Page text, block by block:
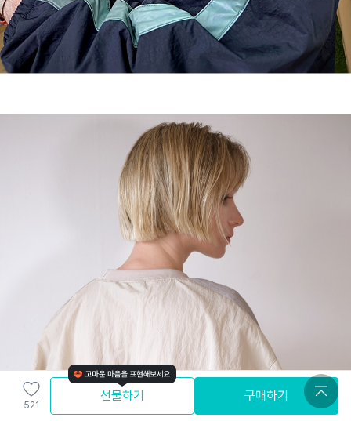
521
선물하기 구매하기